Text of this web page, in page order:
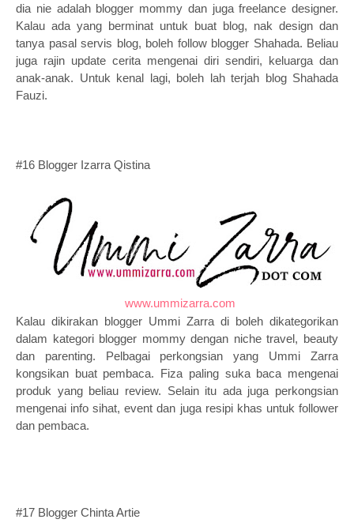
dia nie adalah blogger mommy dan juga freelance designer.
Kalau ada yang berminat untuk buat blog, nak design dan
tanya pasal servis blog, boleh follow blogger Shahada. Beliau
juga rajin update cerita mengenai diri sendiri, keluarga dan
anak-anak. Untuk kenal lagi, boleh lah terjah blog Shahada
Fauzi.
#16 Blogger Izarra Qistina
www.ummizarra.com
Kalau dikirakan blogger Ummi Zarra di boleh dikategorikan
dalam kategori blogger mommy dengan niche travel, beauty
dan parenting. Pelbagai perkongsian yang Ummi Zarra
kongsikan buat pembaca. Fiza paling suka baca mengenai
produk yang beliau review. Selain itu ada juga perkongsian
mengenai info sihat, event dan juga resipi khas untuk follower
dan pembaca.
#17 Blogger Chinta Artie